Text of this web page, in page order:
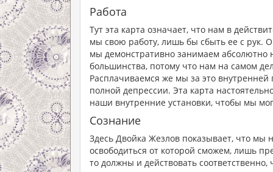
Работа
Тут эта карта означает, что нам в
мы свою работу, лишь бы сбыть ее с рук.
мы демонстративно занимаем абсолютно
большинства, потому что нам на самом
Расплачиваемся же мы за это
полной депрессии. Эта карта
наши внутренние установки, чтобы мы
Сознание
Здесь Двойка Жезлов показывает, что мы
освободиться от которой сможем, лишь
то должны и действовать